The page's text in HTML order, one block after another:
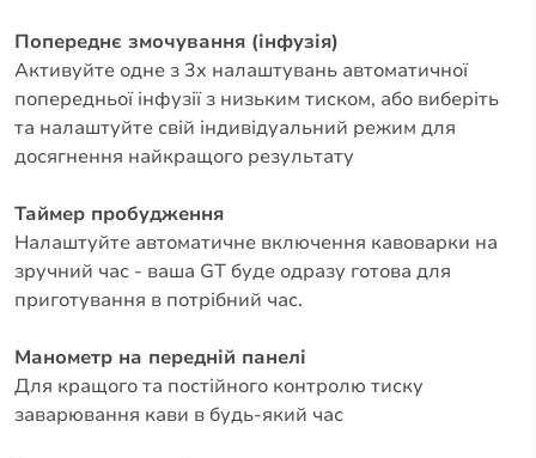
Попереднє змочування (інфузія)
Активуйте одне з 3х налаштувань автоматичної
попередньої інфузії з низьким тиском, або виберіть
та налаштуйте свій індивідуальний режим для
досягнення найкращого результату
Таймер пробудження
Налаштуйте автоматичне включення кавоварки на
зручний час - ваша GT буде одразу готова для
приготування в потрібний час.
Манометр на передній панелі
Для кращого та постійного контролю тиску
заварювання кави в будь-який час